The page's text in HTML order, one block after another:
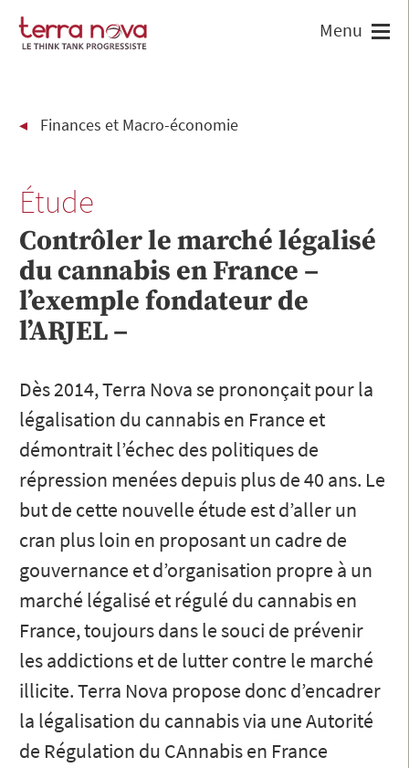
Finances et Macro-économie
Étude
Contrôler le marché légalisé
du cannabis en France –
l’exemple fondateur de
l’ARJEL –
Dès 2014, Terra Nova se prononçait pour la
légalisation du cannabis en France et
démontrait l’échec des politiques de
répression menées depuis plus de 40 ans. Le
but de cette nouvelle étude est d’aller un
cran plus loin en proposant un cadre de
gouvernance et d’organisation propre à un
marché légalisé et régulé du cannabis en
France, toujours dans le souci de prévenir
les addictions et de lutter contre le marché
illicite. Terra Nova propose donc d’encadrer
la légalisation du cannabis via une Autorité
de Régulation du CAnnabis en France